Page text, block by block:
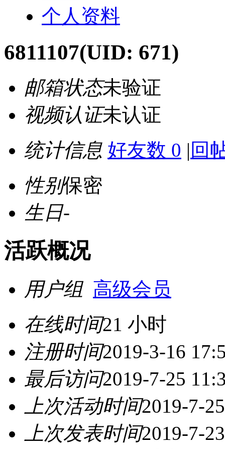
个人资料
6811107(UID: 671)
邮箱状态未验证
视频认证未认证
统计信息 好友数 0 | 回
性别保密
生日-
活跃概况
用户组 高级会员
在线时间21 小时
注册时间2019-3-16
最后访问2019-7-25
上次活动时间2019-7-
上次发表时间2019-7-